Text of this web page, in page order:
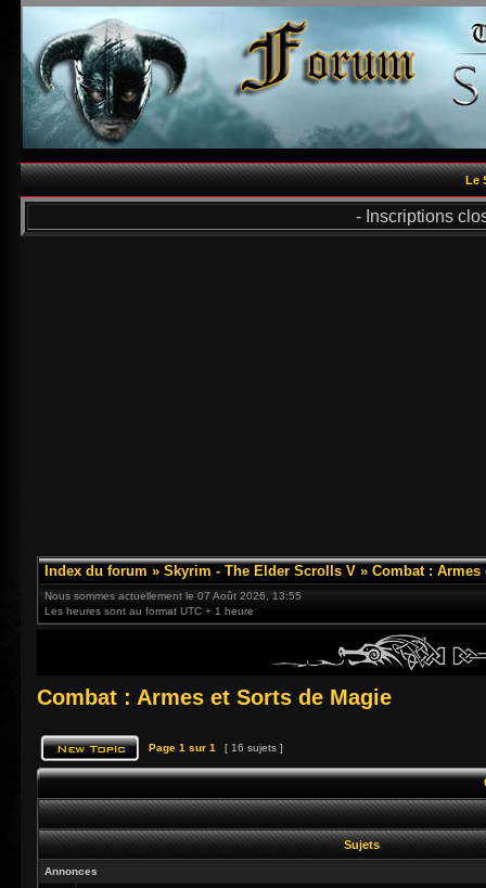
Le
- Inscriptions
Index du forum » Skyrim - The Elder Scrolls V » Combat : Armes
Nous sommes actuellement le 07 Août 2026, 13:55
Les heures sont au format UTC + 1 heure
Combat : Armes et Sorts de Magie
Page 1 sur 1 [ 16 sujets ]
Sujets
Annonces